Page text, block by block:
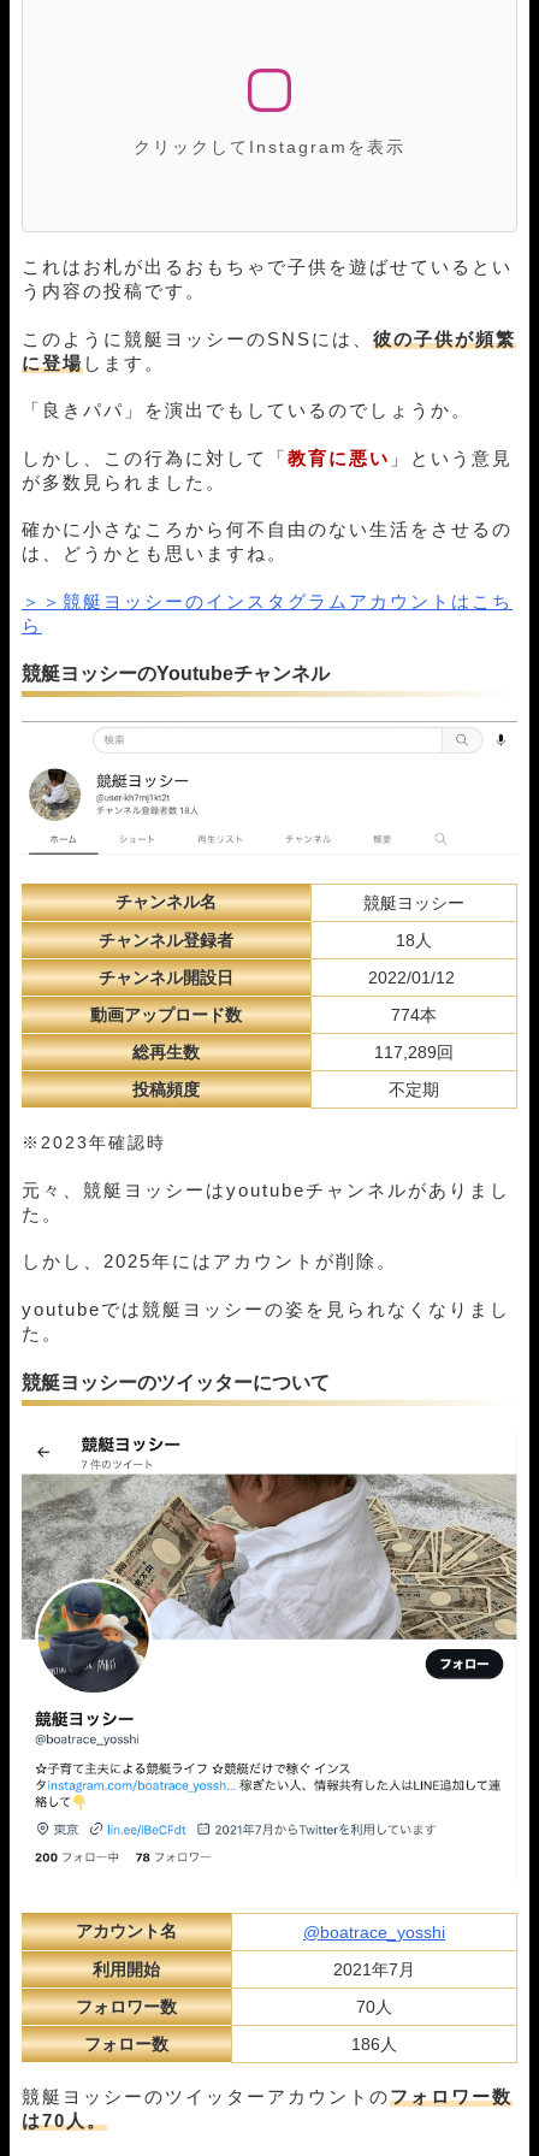
クリックしてInstagramを表示
これはお札が出るおもちゃで子供を遊ばせているとい
う内容の投稿です。
このように競艇ヨッシーのSNSには、 彼の子供が頻繁
に登場します。
「良きパパ」を演出でもしているのでしょうか。
しかし、この行為に対して「教育に悪い 」という意見
が多数見られました。
確かに小さなころから何不自由のない生活をさせるの
は、どうかとも思いますね。
＞＞競艇ヨッシーのインスタグラムアカウントはこち
ら
競艇ヨッシーのYoutubeチャンネル
チャンネル名
競艇ヨッシー
チャンネル登録者
18人
チャンネル開設日
2022/01/12
動画アップロード数
774本
総再生数
117,289回
投稿頻度
不定期
※2023年確認時
元々、競艇ヨッシーはyoutubeチャンネルがありまし
た。
しかし、2025年にはアカウントが削除。
youtubeでは競艇ヨッシーの姿を見られなくなりまし
た。
競艇ヨッシーのツイッターについて
アカウント名
@boatrace_yosshi
利用開始
2021年7月
フォロワー数
70人
フォロー数
186人
競艇ヨッシーのツイッターアカウントのフォロワー数
は70人。